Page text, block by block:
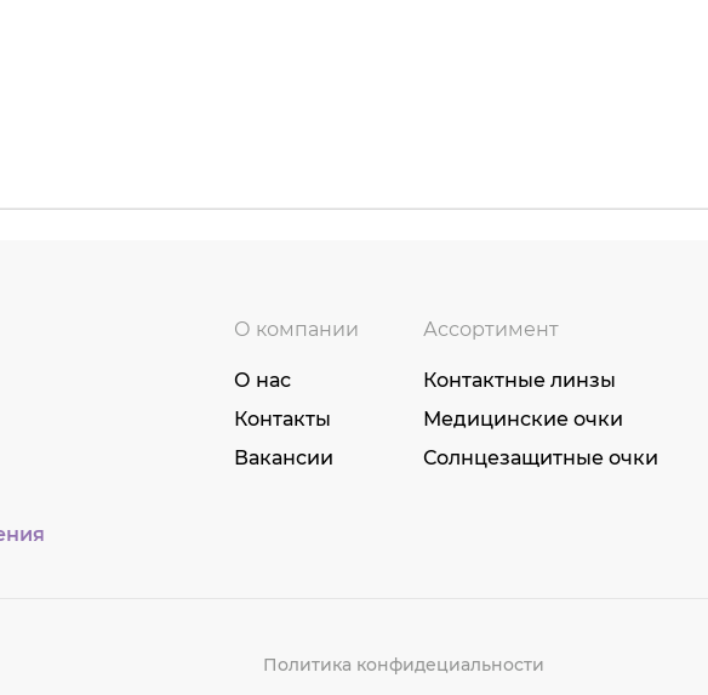
О компании
О нас
Контакты
Вакансии
Ассортимент
Контактные линзы
Медицинские очки
Солнцезащитные очки
Политика конфидециальности